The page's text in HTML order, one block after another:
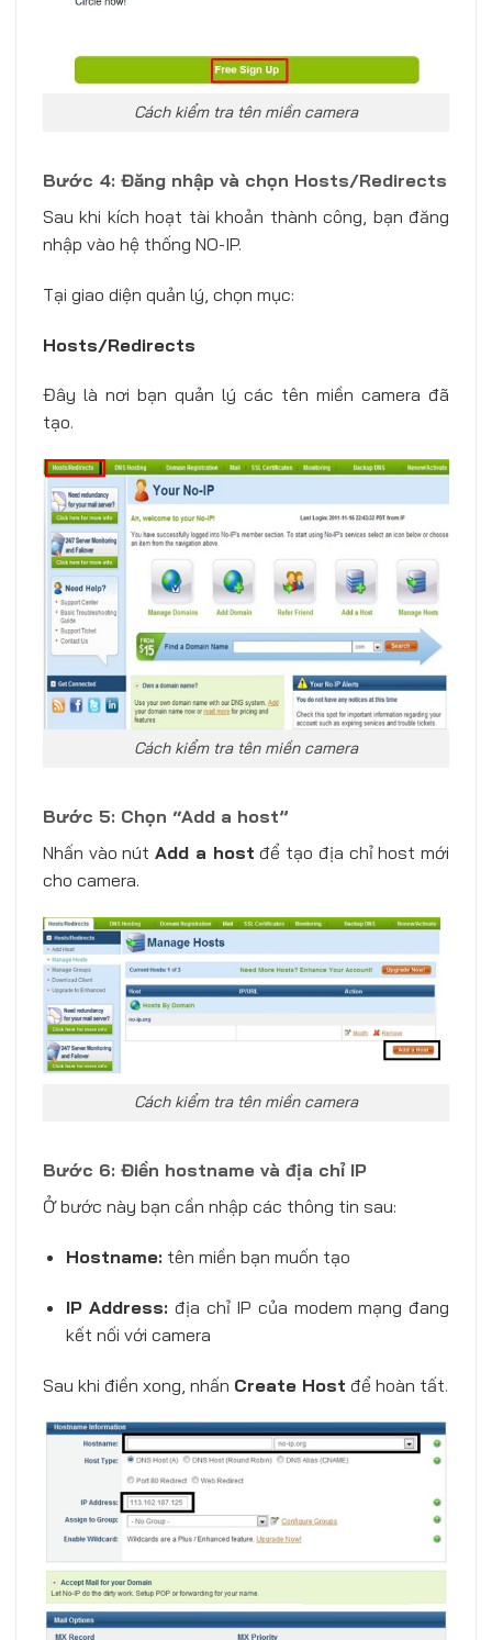
Cách kiểm tra tên miền camera
Bước 4: Đăng nhập và chọn Hosts/Redirects
Sau khi kích hoạt tài khoản thành công, bạn đăng
nhập vào hệ thống NO-IP.
Tại giao diện quản lý, chọn mục:
Hosts/Redirects
Đây là nơi bạn quản lý các tên miền camera đã
tạo.
Cách kiểm tra tên miền camera
Bước 5: Chọn “Add a host”
Nhấn vào nútAdd a host để tạo địa chỉ host mới
cho camera.
Cách kiểm tra tên miền camera
Bước 6: Điền hostname và địa chỉ IP
Ở bước này bạn cần nhập các thông tin sau:
Hostname:tên miền bạn muốn tạo
IP Address: địa chỉ IP của modem mạng đang
kết nối với camera
Sau khi điền xong, nhấn Create Host để hoàn tất.